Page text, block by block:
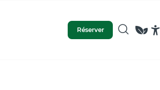
Réserver